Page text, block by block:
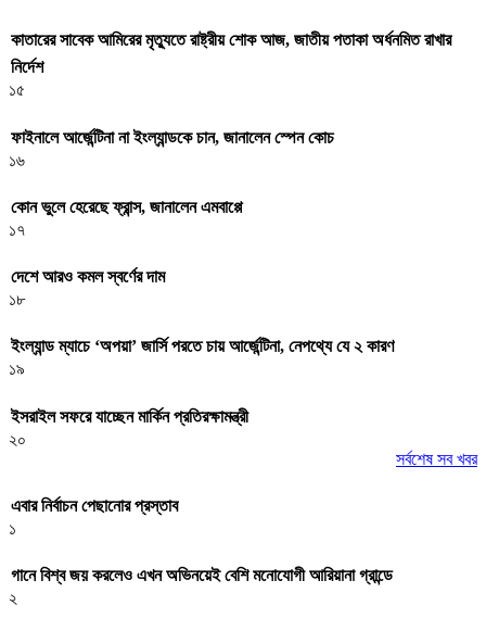
কাতারের সাবেক আমিরের মৃত্যুতে রাষ্ট্রীয় শোক আজ, জাতীয় পতাকা অর্ধনমিত রাখার
নির্দেশ
১৫
ফাইনালে আর্জেন্টিনা না ইংল্যান্ডকে চান, জানালেন স্পেন কোচ
১৬
কোন ভুলে হেরেছে ফ্রান্স, জানালেন এমবাপ্পে
১৭
দেশে আরও কমল স্বর্ণের দাম
১৮
ইংল্যান্ড ম্যাচে ‘অপয়া’ জার্সি পরতে চায় আর্জেন্টিনা, নেপথ্যে যে ২ কারণ
১৯
ইসরাইল সফরে যাচ্ছেন মার্কিন প্রতিরক্ষামন্ত্রী
২০
সর্বশেষ সব খবর
এবার নির্বাচন পেছানোর প্রস্তাব
১
গানে বিশ্ব জয় করলেও এখন অভিনয়েই বেশি মনোযোগী আরিয়ানা গ্রান্ডে
২